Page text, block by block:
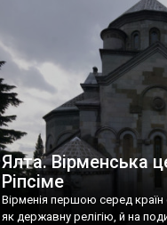
називаються «повстяками»
виробляє відмінне вино і
легке біле і дуже […]
Ялта. Вірменська
Ріпсіме
Вірменія першою серед країн
як державну релігію, й на